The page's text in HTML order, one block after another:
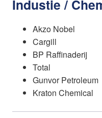
Industie /
Akzo Nobel
Cargill
BP Raffinaderij
Total
Gunvor Petroleum
Kraton Chemical